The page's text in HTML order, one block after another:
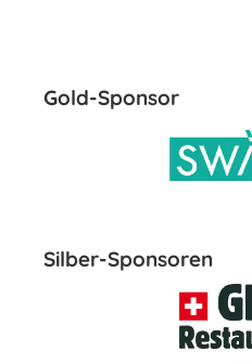
Gold-Sponsor
Silber-Sponsoren